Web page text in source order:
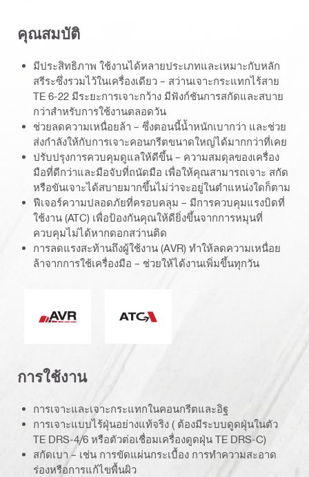
คุณสมบัติ
มีประสิทธิภาพ ใช้งานได้หลายประเภทและเหมาะกับหลัก
สรีระซึ่งรวมไว้ในเครื่องเดียว – สว่านเจาะกระแทกไร้สาย
TE 6-22 มีระยะการเจาะกว้าง มีฟังก์ชันการสกัดและสบาย
กว่าสำหรับการใช้งานตลอดวัน
ช่วยลดความเหนื่อยล้า – ซึ่งตอนนี้น้ำหนักเบากว่า และช่วย
ส่งกำลังให้กับการเจาะคอนกรีตขนาดใหญ่ได้มากกว่าที่เคย
ปรับปรุงการควบคุมดูแลให้ดีขึ้น – ความสมดุลของเครื่อง
มือที่ดีกว่าและมือจับที่ถนัดมือ เพื่อให้คุณสามารถเจาะ สกัด
หรือขันเจาะได้สบายมากขึ้นไม่ว่าจะอยู่ในตำแหน่งใดก็ตาม
ฟีเจอร์ความปลอดภัยที่ครอบคลุม – มีการควบคุมแรงบิดที่
ใช้งาน (ATC) เพื่อป้องกันคุณให้ดียิ่งขึ้นจากการหมุนที่
ควบคุมไม่ได้หากดอกสว่านติด
การลดแรงสะท้านถึงผู้ใช้งาน (AVR) ทำให้ลดความเหนื่อย
ล้าจากการใช้เครื่องมือ – ช่วยให้ได้งานเพิ่มขึ้นทุกวัน
การใช้งาน
การเจาะและเจาะกระแทกในคอนกรีตและอิฐ
การเจาะแบบไร้ฝุ่นอย่างแท้จริง ( ต้องมีระบบดูดฝุ่นในตัว
TE DRS-4/6 หรือตัวต่อเชื่อมเครื่องดูดฝุ่น TE DRS-C)
สกัดเบา – เช่น การขัดแผ่นกระเบื้อง การทำความสะอาด
ร่องหรือการแก้ไขพื้นผิว